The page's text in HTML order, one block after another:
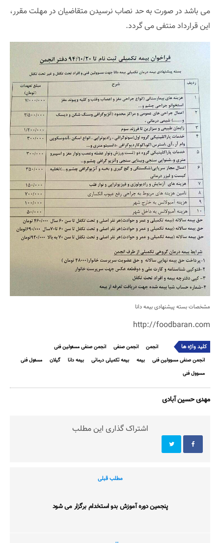
می باشد در صورت به حد نصاب نرسیدن متقاضیان در مهلت مقرر،
این قرارداد منتفی می گردد.
مشخصات بسته پیشنهادی بیمه دانا
http://foodbaran.com
کلید واژه ها انجمن انجمن صنفی
انجمن صنفی مسئولین فنی
انجمن صنفی مسوولین فنی
بیمه بیمه تکمیلی درمانی بیمه دانا گیلان
مسئول فنی
مسوول فنی
مهدی حسین آبادی
اشتراک گذاری این مطلب
مطلب قبلی
پنجمین دوره آموزش بدو استخدام برگزار می شود